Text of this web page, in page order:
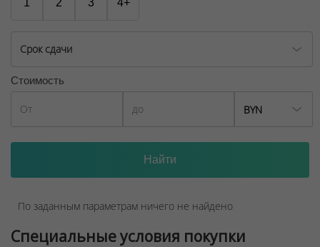
Срок сдачи
Стоимость
BYN
По заданным параметрам ничего не найдено
Специальные условия покупки